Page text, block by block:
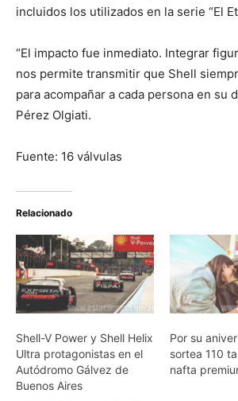
incluidos los utilizados en la serie “El
“El impacto fue inmediato. Integrar
nos permite transmitir que Shell
para acompañar a cada persona en su
Pérez Olgiati.
Fuente: 16 válvulas
Relacionado
Shell-V Power y Shell Helix
Ultra protagonistas en el
Autódromo Gálvez de
Buenos Aires
Por su
sortea 110
nafta